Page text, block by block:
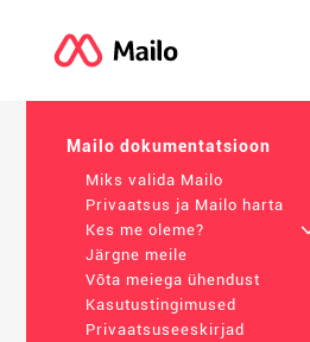
Mailo dokumentatsioon
Miks valida Mailo
Privaatsus ja Mailo harta
Kes me oleme?
+
Järgne meile
Võta meiega ühendust
Kasutustingimused
Privaatsuseeskirjad